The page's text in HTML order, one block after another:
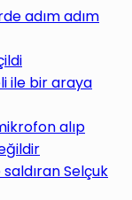
adım adım
ile bir araya
alıp
Selçuk